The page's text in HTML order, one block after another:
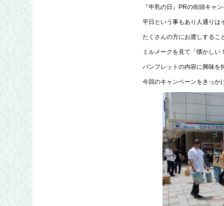
『牛乳の日』PRの街頭キャ
平日という事もあり人通りは
たくさんの方にお渡しするこ
ミルメークを見て「懐かし
パンフレットの内容に興味を
今回のキャンペーンをきっか